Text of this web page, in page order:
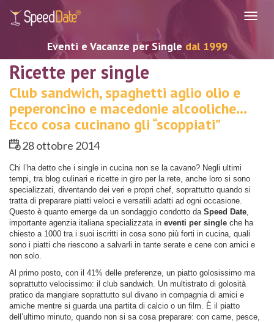
Eventi e Vacanze per Single dal 1999
Ricette per single
Club sandwich, spaghetti aglio olio e
peperoncino e macedonie alcooliche…
Ecco cosa cucinano gli “scoppiati”
28 ottobre 2014
Chi l’ha detto che i single in cucina non se la cavano? Negli ultimi
tempi, tra blog culinari e ricette in giro per la rete, anche loro si sono
specializzati, diventando dei veri e propri chef, soprattutto quando si
tratta di preparare piatti veloci e versatili adatti ad ogni occasione.
Questo è quanto emerge da un sondaggio condotto da Speed Date,
importante agenzia italiana specializzata in eventi per single che ha
chiesto a 1000 tra i suoi iscritti in cosa sono più forti in cucina, quali
sono i piatti che riescono a salvarli in tante serate e cene con amici e
non solo.
Al primo posto, con il 41% delle preferenze, un piatto golosissimo ma
soprattutto velocissimo: il club sandwich. Un multistrato di golosità
pratico da mangiare soprattutto sul divano in compagnia di amici e
amiche mentre si guarda una partita di calcio o un film. È il piatto
dell’ultimo minuto, quando non si sa cosa preparare: con carne, pesce,